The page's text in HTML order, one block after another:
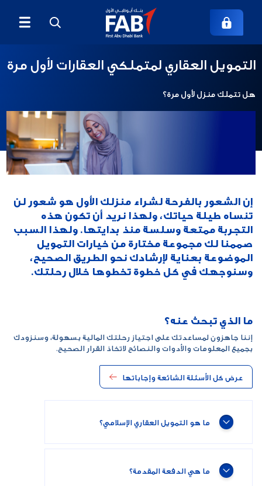
التمويل العقاري لمتملكي العقارات لأول مرة
هل تتملك منزل لأول مرة؟
إن الشعور بالفرحة لشراء منزلك الأول هو شعور لن
تنساه طيلة حياتك، ولهذا نريد أن تكون هذه
التجربة ممتعة وسلسة منذ بدايتها. ولهذا السبب
صممنا لك مجموعة مختارة من خيارات التمويل
الموضوعة بعناية لإرشادك نحو الطريق الصحيح،
وسنوجهك في كل خطوة تخطوها خلال رحلتك.
ما الذي تبحث عنه؟
إننا جاهزون لمساعدتك على اجتياز رحلتك المالية بسهولة، وسنزودك
بجميع المعلومات والأدوات والنصائح لاتخاذ القرار الصحيح.
عرض كل الأسئلة الشائعة وإجاباتها
ما هو التمويل العقاري الإسلامي؟
ما هي الدفعة المقدمة؟